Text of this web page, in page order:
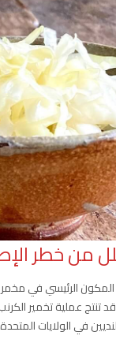
المكون الرئيسي في
تنتج عملية تخمير
في الولايات